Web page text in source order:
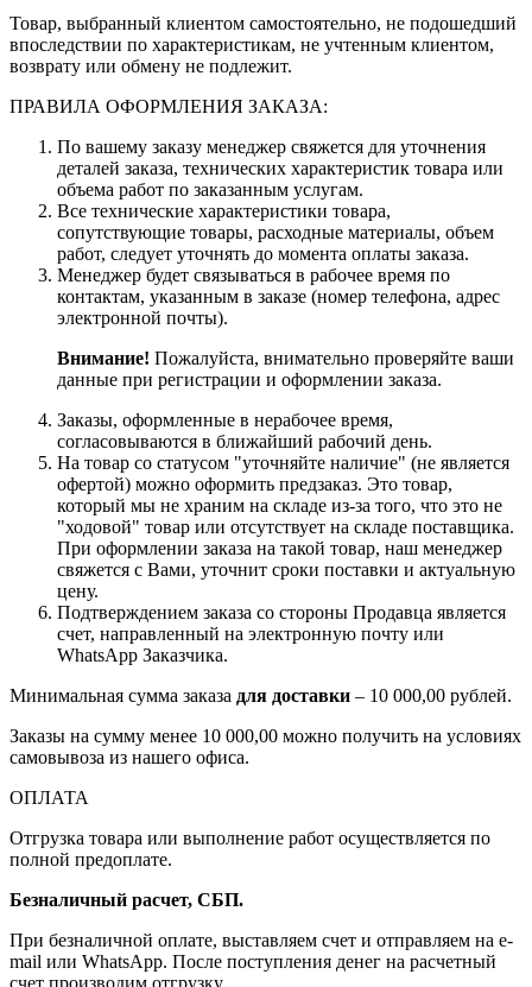
Товар, выбранный клиентом самостоятельно, не подошедший
впоследствии по характеристикам, не учтенным клиентом,
возврату или обмену не подлежит.
ПРАВИЛА ОФОРМЛЕНИЯ ЗАКАЗА:
По вашему заказу менеджер свяжется для уточнения
деталей заказа, технических характеристик товара или
объема работ по заказанным услугам.
Все технические характеристики товара,
сопутствующие товары, расходные материалы, объем
работ, следует уточнять до момента оплаты заказа.
Менеджер будет связываться в рабочее время по
контактам, указанным в заказе (номер телефона, адрес
электронной почты).
Внимание! Пожалуйста, внимательно проверяйте ваши
данные при регистрации и оформлении заказа.
Заказы, оформленные в нерабочее время,
согласовываются в ближайший рабочий день.
На товар со статусом "уточняйте наличие" (не является
офертой) можно оформить предзаказ. Это товар,
который мы не храним на складе из-за того, что это не
"ходовой" товар или отсутствует на складе поставщика.
При оформлении заказа на такой товар, наш менеджер
свяжется с Вами, уточнит сроки поставки и актуальную
цену.
Подтверждением заказа со стороны Продавца является
счет, направленный на электронную почту или
WhatsApp Заказчика.
Минимальная сумма заказа для доставки – 10 000,00 рублей.
Заказы на сумму менее 10 000,00 можно получить на условиях
самовывоза из нашего офиса.
ОПЛАТА
Отгрузка товара или выполнение работ осуществляется по
полной предоплате.
Безналичный расчет, СБП.
При безналичной оплате, выставляем счет и отправляем на e-
mail или WhatsApp. После поступления денег на расчетный